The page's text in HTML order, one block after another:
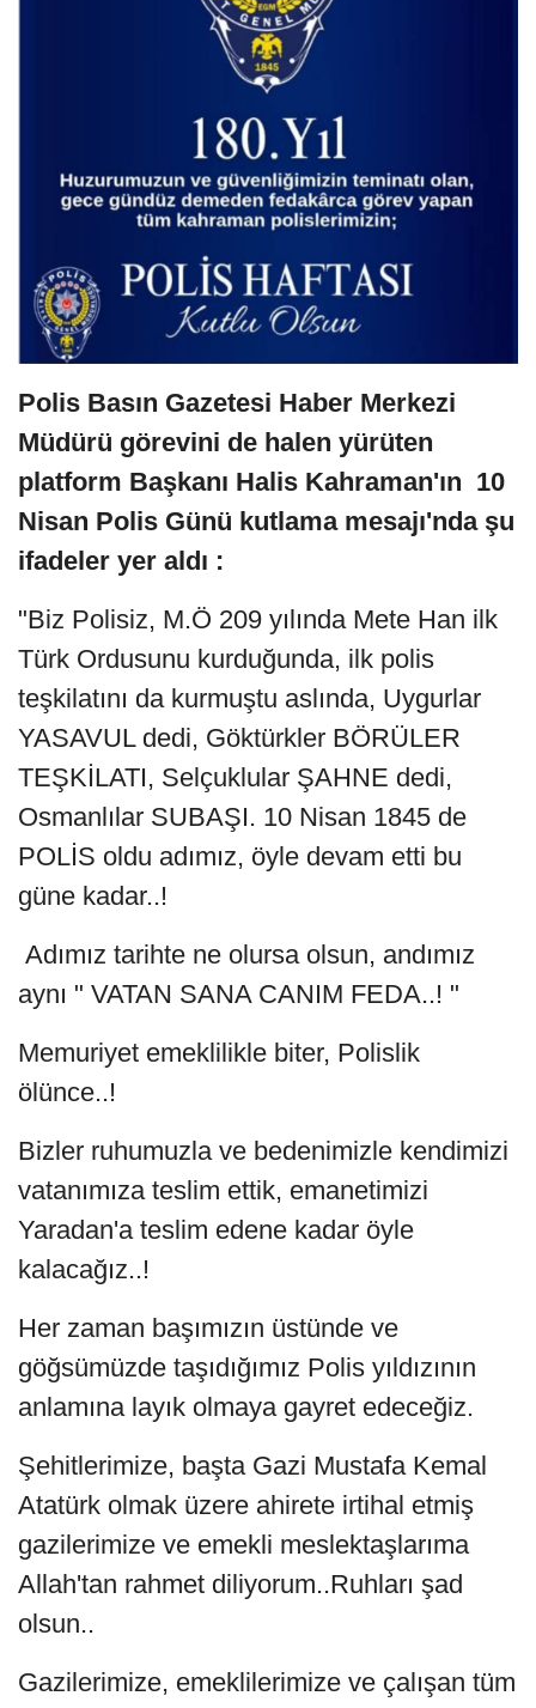
Polis Basın Gazetesi Haber Merkezi
Müdürü görevini de halen yürüten
platform Başkanı Halis Kahraman'ın 10
Nisan Polis Günü kutlama mesajı'nda şu
ifadeler yer aldı :
"Biz Polisiz, M.Ö 209 yılında Mete Han ilk
Türk Ordusunu kurduğunda, ilk polis
teşkilatını da kurmuştu aslında, Uygurlar
YASAVUL dedi, Göktürkler BÖRÜLER
TEŞKİLATI, Selçuklular ŞAHNE dedi,
Osmanlılar SUBAŞI. 10 Nisan 1845 de
POLİS oldu adımız, öyle devam etti bu
güne kadar..!
Adımız tarihte ne olursa olsun, andımız
aynı " VATAN SANA CANIM FEDA..! "
Memuriyet emeklilikle biter, Polislik
ölünce..!
Bizler ruhumuzla ve bedenimizle kendimizi
vatanımıza teslim ettik, emanetimizi
Yaradan'a teslim edene kadar öyle
kalacağız..!
Her zaman başımızın üstünde ve
göğsümüzde taşıdığımız Polis yıldızının
anlamına layık olmaya gayret edeceğiz.
Şehitlerimize, başta Gazi Mustafa Kemal
Atatürk olmak üzere ahirete irtihal etmiş
gazilerimize ve emekli meslektaşlarıma
Allah'tan rahmet diliyorum..Ruhları şad
olsun..
Gazilerimize, emeklilerimize ve çalışan tüm